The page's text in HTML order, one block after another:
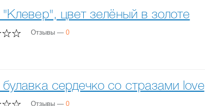
цвет зелёный в золоте
Отзывы — 0
сердечко со стразами love
Отзывы — 0